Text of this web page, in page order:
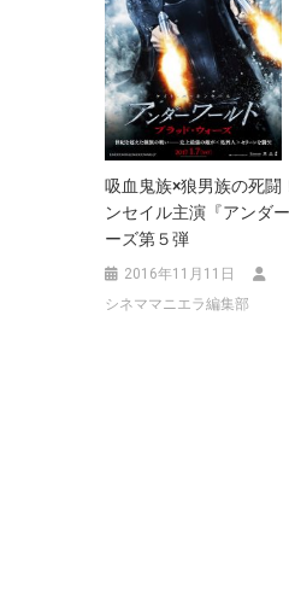
ー
シ
ョ
ン
吸血鬼族×狼男族の死闘
ンセイル主演『アンダ
ーズ第５弾
2016年11月11日
シネママニエラ編集部